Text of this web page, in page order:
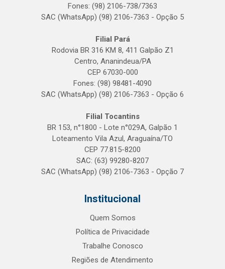
Fones: (98) 2106-738/7363
SAC (WhatsApp) (98) 2106-7363 - Opção 5
Filial Pará
Rodovia BR 316 KM 8, 411 Galpão Z1
Centro, Ananindeua/PA
CEP 67030-000
Fones: (98) 98481-4090
SAC (WhatsApp) (98) 2106-7363 - Opção 6
Filial Tocantins
BR 153, n°1800 - Lote n°029A, Galpão 1
Loteamento Vila Azul, Araguaína/TO
CEP 77.815-8200
SAC: (63) 99280-8207
SAC (WhatsApp) (98) 2106-7363 - Opção 7
Institucional
Quem Somos
Política de Privacidade
Trabalhe Conosco
Regiões de Atendimento